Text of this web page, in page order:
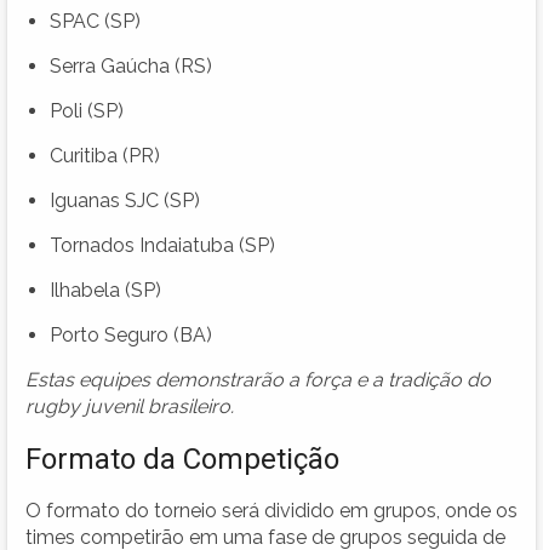
SPAC (SP)
Serra Gaúcha (RS)
Poli (SP)
Curitiba (PR)
Iguanas SJC (SP)
Tornados Indaiatuba (SP)
Ilhabela (SP)
Porto Seguro (BA)
Estas equipes demonstrarão a força e a tradição do
rugby juvenil brasileiro.
Formato da Competição
O formato do torneio será dividido em grupos, onde os
times competirão em uma fase de grupos seguida de